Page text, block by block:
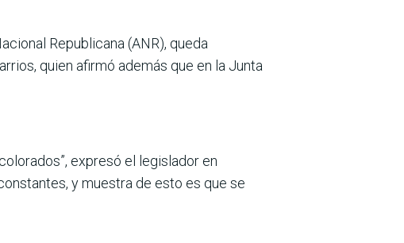
Republicana (ANR), queda
quien afirmó además que en la Junta
expresó el legislador en
y muestra de esto es que se